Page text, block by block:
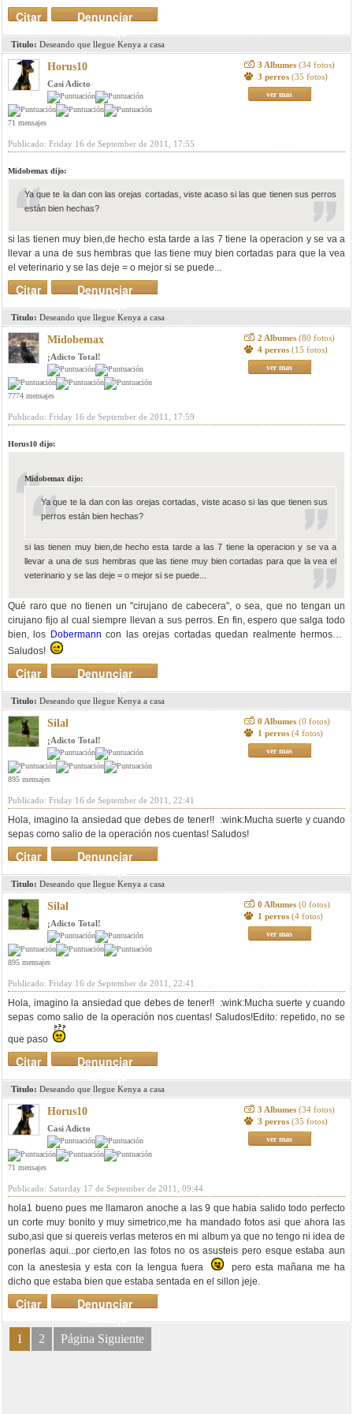
Denunciar
mensaje
Citar
Titulo: Deseando que llegue Kenya a casa
Horus10
Casi Adicto
71 mensajes
3 Albumes (34 fotos)
3 perros (35 fotos)
ver mas
Publicado: Friday 16 de September de 2011, 17:55
Midobemax dijo:
Ya que te la dan con las orejas cortadas, viste acaso si las que tienen sus perros
están bien hechas?
si las tienen muy bien,de hecho esta tarde a las 7 tiene la operacion y se va a
llevar a una de sus hembras que las tiene muy bien cortadas para que la vea
el veterinario y se las deje = o mejor si se puede...
Denunciar
mensaje
Citar
Titulo: Deseando que llegue Kenya a casa
Midobemax
¡Adicto Total!
7774 mensajes
2 Albumes (80 fotos)
4 perros (15 fotos)
ver mas
Publicado: Friday 16 de September de 2011, 17:59
Horus10 dijo:
Midobemax dijo:
Ya que te la dan con las orejas cortadas, viste acaso si las que tienen sus
perros están bien hechas?
si las tienen muy bien,de hecho esta tarde a las 7 tiene la operacion y se va a
llevar a una de sus hembras que las tiene muy bien cortadas para que la vea el
veterinario y se las deje = o mejor si se puede...
Qué raro que no tienen un "cirujano de cabecera", o sea, que no tengan un
cirujano fijo al cual siempre llevan a sus perros. En fin, espero que salga todo
bien, los Dobermann con las orejas cortadas quedan realmente hermosos.
Saludos!
Denunciar
mensaje
Citar
Titulo: Deseando que llegue Kenya a casa
Silal
¡Adicto Total!
895 mensajes
0 Albumes (0 fotos)
1 perros (4 fotos)
ver mas
Publicado: Friday 16 de September de 2011, 22:41
Hola, imagino la ansiedad que debes de tener!! :wink:Mucha suerte y cuando
sepas como salio de la operación nos cuentas! Saludos!
Denunciar
mensaje
Citar
Titulo: Deseando que llegue Kenya a casa
Silal
¡Adicto Total!
895 mensajes
0 Albumes (0 fotos)
1 perros (4 fotos)
ver mas
Publicado: Friday 16 de September de 2011, 22:41
Hola, imagino la ansiedad que debes de tener!! :wink:Mucha suerte y cuando
sepas como salio de la operación nos cuentas! Saludos!Edito: repetido, no se
que paso
Denunciar
mensaje
Citar
Titulo: Deseando que llegue Kenya a casa
Horus10
Casi Adicto
71 mensajes
3 Albumes (34 fotos)
3 perros (35 fotos)
ver mas
Publicado: Saturday 17 de September de 2011, 09:44
hola1 bueno pues me llamaron anoche a las 9 que habia salido todo perfecto
un corte muy bonito y muy simetrico,me ha mandado fotos asi que ahora las
subo,asi que si quereis verlas meteros en mi album ya que no tengo ni idea de
ponerlas aqui...por cierto,en las fotos no os asusteis pero esque estaba aun
con la anestesia y esta con la lengua fuera
pero esta mañana me ha
dicho que estaba bien que estaba sentada en el sillon jeje.
Denunciar
mensaje
Citar
1 2 Página Siguiente